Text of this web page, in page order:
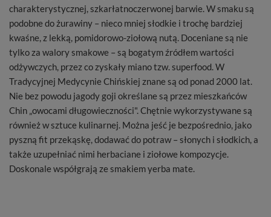
charakterystycznej, szkarłatnoczerwonej barwie. W smaku są
podobne do żurawiny – nieco mniej słodkie i trochę bardziej
kwaśne, z lekką, pomidorowo-ziołową nutą. Doceniane są nie
tylko za walory smakowe – są bogatym źródłem wartości
odżywczych, przez co zyskały miano tzw. superfood. W
Tradycyjnej Medycynie Chińskiej znane są od ponad 2000 lat.
Nie bez powodu jagody goji określane są przez mieszkańców
Chin „owocami długowieczności". Chętnie wykorzystywane są
również w sztuce kulinarnej. Można jeść je bezpośrednio, jako
pyszną fit przekąskę, dodawać do potraw – słonych i słodkich, a
także uzupełniać nimi herbaciane i ziołowe kompozycje.
Doskonale współgrają ze smakiem yerba mate.